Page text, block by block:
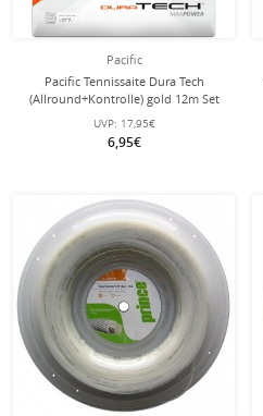
Pacific
Pacific Tennissaite Dura Tech
(Allround+Kontrolle) gold 12m Set
UVP: 17,95€
6,95€